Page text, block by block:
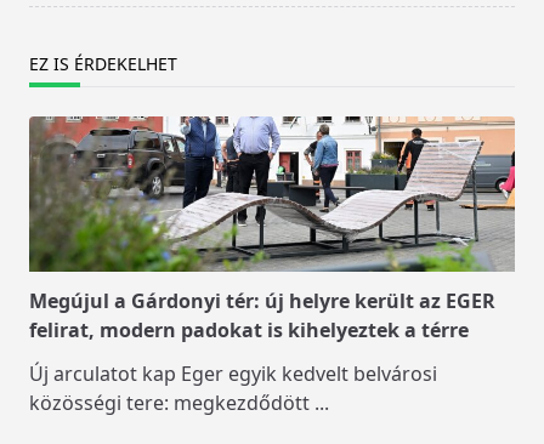
EZ IS ÉRDEKELHET
Megújul a Gárdonyi tér: új helyre került az EGER
felirat, modern padokat is kihelyeztek a térre
Új arculatot kap Eger egyik kedvelt belvárosi
közösségi tere: megkezdődött ...